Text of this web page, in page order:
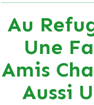
Au
Une
Amis
Aussi